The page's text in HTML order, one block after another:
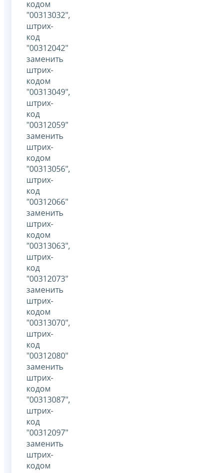
кодом
"00313032",
штрих-
код
"00312042"
заменить
штрих-
кодом
"00313049",
штрих-
код
"00312059"
заменить
штрих-
кодом
"00313056",
штрих-
код
"00312066"
заменить
штрих-
кодом
"00313063",
штрих-
код
"00312073"
заменить
штрих-
кодом
"00313070",
штрих-
код
"00312080"
заменить
штрих-
кодом
"00313087",
штрих-
код
"00312097"
заменить
штрих-
кодом